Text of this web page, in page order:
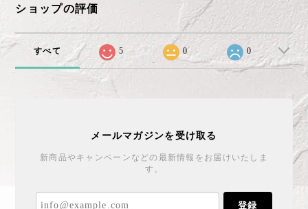
新商品やキャンペーンなどの最新情報をお届けいたしま
す。
登録